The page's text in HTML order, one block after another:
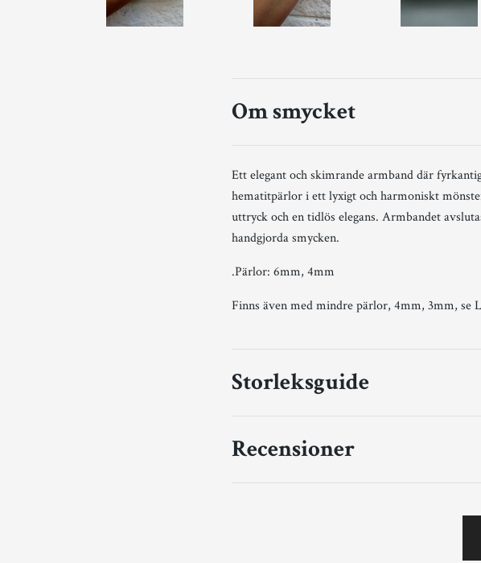
Om smycket
Ett elegant och skimrande armbanddär
hematitpärlor i ett lyxigt och harmoniskt
uttryck och en tidlös elegans. Armbandet
handgjorda smycken.
.Pärlor: 6mm, 4mm
Finns även med mindre pärlor, 4mm, 3mm, se
Storleksguide
Recensioner